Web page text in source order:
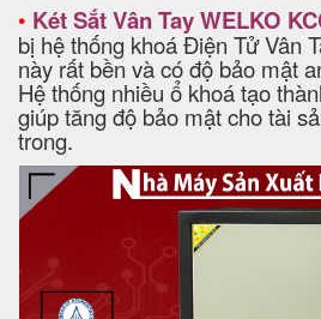
• Két Sắt Vân Tay WELKO
bị hệ thống khoá Điện Tử Vân
này rất bền và có độ bảo mật
Hệ thống nhiều ổ khoá tạo
giúp tăng độ bảo mật cho tài
trong.